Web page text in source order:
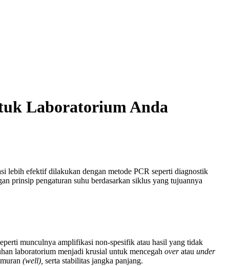
Laboratorium Anda
lebih efektif dilakukan dengan metode PCR seperti diagnostik
prinsip pengaturan suhu berdasarkan siklus yang tujuannya
munculnya amplifikasi non-spesifik atau hasil yang tidak
laboratorium menjadi krusial untuk mencegah overatau under
(well), serta stabilitas jangka panjang.